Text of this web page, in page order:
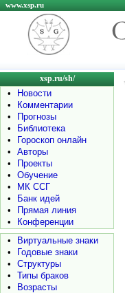
www.xsp.ru
xsp.ru/sh/
•
Новости
•
Комментарии
•
Прогнозы
•
Библиотека
•
Гороскоп онлайн
•
Авторы
•
Проекты
•
Обучение
•
МК ССГ
•
Банк идей
•
Прямая линия
•
Конференции
•
Виртуальные знаки
•
Годовые знаки
•
Структуры
•
Типы браков
•
Возрасты